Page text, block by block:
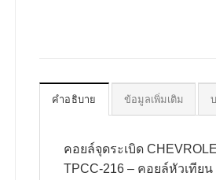
คำอธิบาย ข้อมูลเพิ่มเติม
คอยล์จุดระเบิด
TPCC-216 – คอยล์หัวเทีย